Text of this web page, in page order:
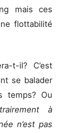
mais ces
flottabilité
t-il? C’est
se balader
temps? Ou
à
n’est pas